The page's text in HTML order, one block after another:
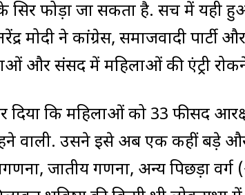
सिर फोड़ा जा सकता है. सच में यही
नरेंद्र मोदी ने कांग्रेस, समाजवादी
और संसद में महिलाओं की एंट्री
दिया कि महिलाओं को 33 फीसद
वाली. उसने इसे अब एक कहीं बड़े और
जातीय गणना, अन्य ‌पिछड़ा वर्ग